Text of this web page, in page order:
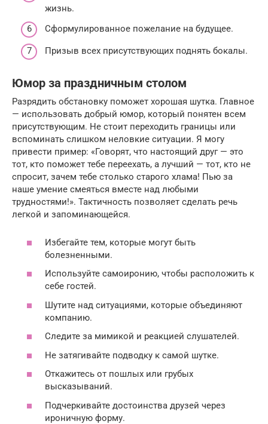
жизнь.
Сформулированное пожелание на будущее.
Призыв всех присутствующих поднять бокалы.
Юмор за праздничным столом
Разрядить обстановку поможет хорошая шутка. Главное
— использовать добрый юмор, который понятен всем
присутствующим. Не стоит переходить границы или
вспоминать слишком неловкие ситуации. Я могу
привести пример: «Говорят, что настоящий друг — это
тот, кто поможет тебе переехать, а лучший — тот, кто не
спросит, зачем тебе столько старого хлама! Пью за
наше умение смеяться вместе над любыми
трудностями!». Тактичность позволяет сделать речь
легкой и запоминающейся.
Избегайте тем, которые могут быть
болезненными.
Используйте самоиронию, чтобы расположить к
себе гостей.
Шутите над ситуациями, которые объединяют
компанию.
Следите за мимикой и реакцией слушателей.
Не затягивайте подводку к самой шутке.
Откажитесь от пошлых или грубых
высказываний.
Подчеркивайте достоинства друзей через
ироничную форму.